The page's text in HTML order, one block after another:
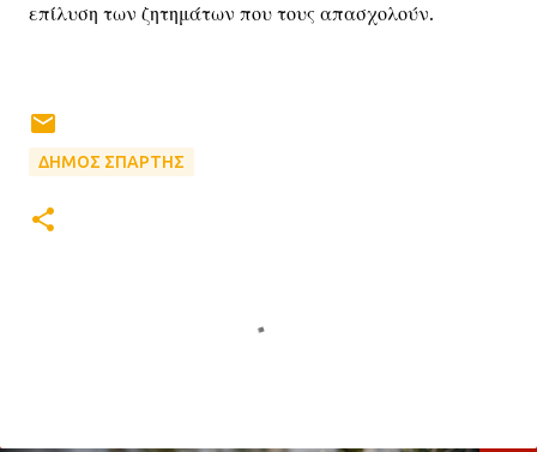
επίλυση των ζητημάτων που τους απασχολούν.
ΔΗΜΟΣ ΣΠΑΡΤΗΣ